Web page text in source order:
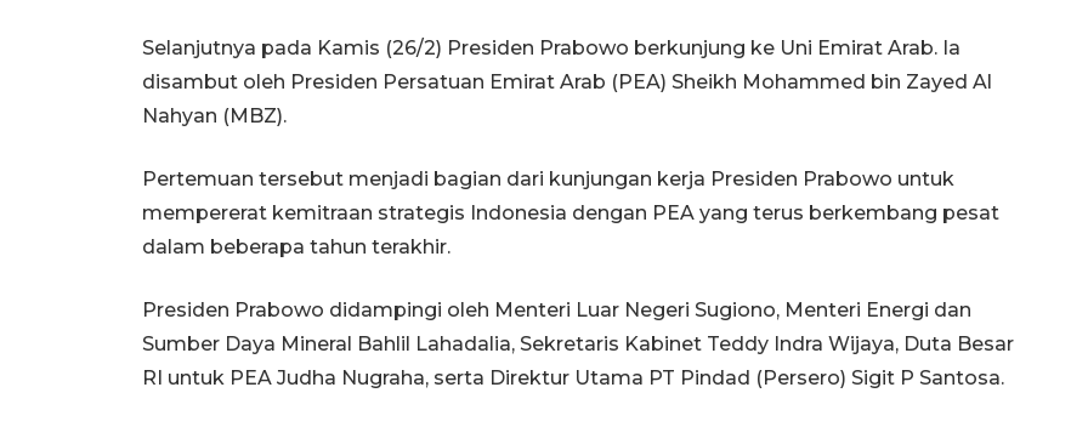
Selanjutnya pada Kamis (26/2) Presiden Prabowo berkunjung ke Uni Emirat Arab. Ia
disambut oleh Presiden Persatuan Emirat Arab (PEA) Sheikh Mohammed bin Zayed Al
Nahyan (MBZ).
Pertemuan tersebut menjadi bagian dari kunjungan kerja Presiden Prabowo untuk
mempererat kemitraan strategis Indonesia dengan PEA yang terus berkembang pesat
dalam beberapa tahun terakhir.
Presiden Prabowo didampingi oleh Menteri Luar Negeri Sugiono, Menteri Energi dan
Sumber Daya Mineral Bahlil Lahadalia, Sekretaris Kabinet Teddy Indra Wijaya, Duta Besar
RI untuk PEA Judha Nugraha, serta Direktur Utama PT Pindad (Persero) Sigit P Santosa.